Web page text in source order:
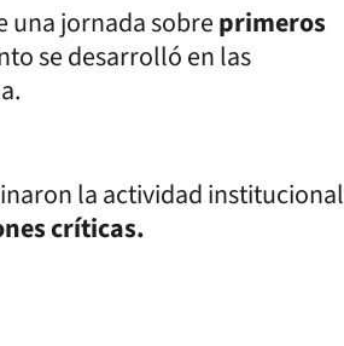
una jornada sobreprimeros
se desarrolló en las
la actividad institucional
críticas.